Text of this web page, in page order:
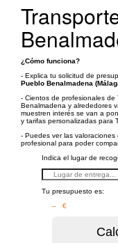
¿Cómo funciona?
- Explica tu solicitud de
Pueblo Benalmadena
- Cientos de profesionales
Benalmadena y alrededores
muestren interés se van a
y tarifas personalizadas para
- Puedes ver las
profesional para poder
Indica el lugar de
Tu presupuesto es:
– €